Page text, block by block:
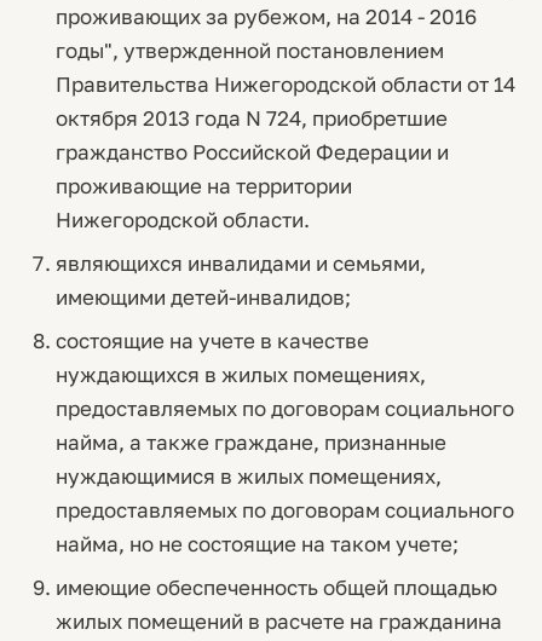
проживающих за рубежом, на 2014 - 2016
годы", утвержденной постановлением
Правительства Нижегородской области от 14
октября 2013 года N 724, приобретшие
гражданство Российской Федерации и
проживающие на территории
Нижегородской области.
являющихся инвалидами и семьями,
имеющими детей-инвалидов;
состоящие на учете в качестве
нуждающихся в жилых помещениях,
предоставляемых по договорам социального
найма, а также граждане, признанные
нуждающимися в жилых помещениях,
предоставляемых по договорам социального
найма, но не состоящие на таком учете;
имеющие обеспеченность общей площадью
жилых помещений в расчете на гражданина